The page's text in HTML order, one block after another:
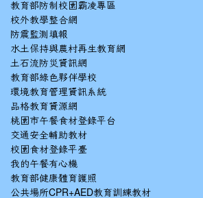
教育部防制校園霸凌專區
校外教學整合網
防震監測填報
水土保持與農村再生教育網
土石流防災資訊網
教育部綠色夥伴學校
環境教育管理資訊系統
品格教育資源網
桃園市午餐食材登錄平台
交通安全輔助教材
校園食材登錄平臺
我的午餐有心機
教育部健康體育護照
公共場所CPR+AED教育訓練教材